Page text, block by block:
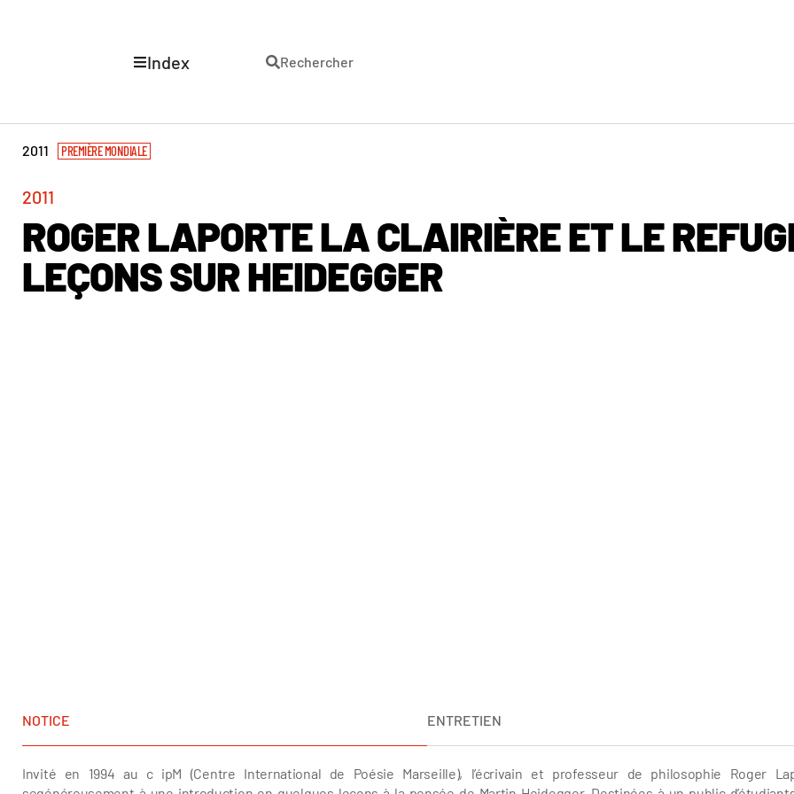
Rechercher
Index
2011 PREMIÈRE MONDIALE
2011
ROGER LAPORTE LA CLAIRIÈRE ET LE
LEÇONS SUR HEIDEGGER
NOTICE ENTRETIEN
Invité en 1994 au c ipM (Centre International de Poésie Marseille), l’écrivain et professeur de philosophie Roger